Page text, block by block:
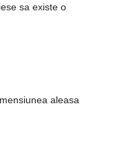
sa existe o
aleasa